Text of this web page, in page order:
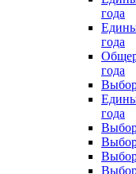
года
года
года
года